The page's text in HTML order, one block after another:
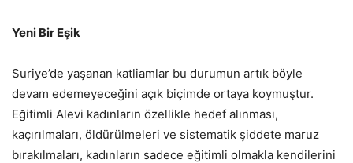
Yeni Bir Eşik
Suriye’de yaşanan katliamlar bu durumun artık böyle
devam edemeyeceğini açık biçimde ortaya koymuştur.
Eğitimli Alevi kadınların özellikle hedef alınması,
kaçırılmaları, öldürülmeleri ve sistematik şiddete maruz
bırakılmaları, kadınların sadece eğitimli olmakla kendilerini